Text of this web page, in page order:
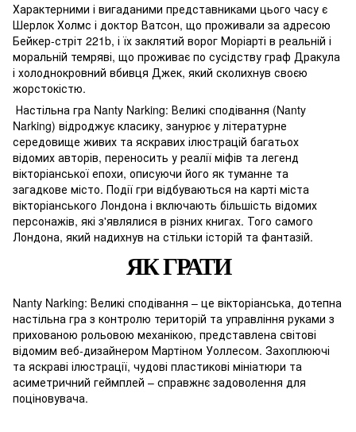
Характерними і вигаданими представниками цього часу є
Шерлок Холмс і доктор Ватсон, що проживали за адресою
Бейкер-стріт 221b, і їх заклятий ворог Моріарті в реальній і
моральній темряві, що проживає по сусідству граф Дракула
і холоднокровний вбивця Джек, який сколихнув своєю
жорстокістю.
Настільна гра Nanty Narking: Великі сподівання (Nanty
Narking) відроджує класику, занурює у літературне
середовище живих та яскравих ілюстрацій багатьох
відомих авторів, переносить у реалії міфів та легенд
вікторіанської епохи, описуючи його як туманне та
загадкове місто. Події гри відбуваються на карті міста
вікторіанського Лондона і включають більшість відомих
персонажів, які з'являлися в різних книгах. Того самого
Лондона, який надихнув на стільки історій та фантазій.
ЯК ГРАТИ
Nanty Narking: Великі сподівання – це вікторіанська, дотепна
настільна гра з контролю територій та управління руками з
прихованою рольовою механікою, представлена ​​світові
відомим веб-дизайнером Мартіном Уоллесом. Захоплюючі
та яскраві ілюстрації, чудові пластикові мініатюри та
асиметричний геймплей – справжнє задоволення для
поціновувача.